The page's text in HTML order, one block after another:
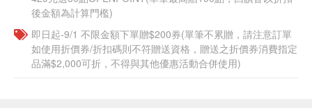
後金額為計算門檻)
即日起-9/1 不限金額下單贈$200券(單筆不累贈，請注意訂單
如使用折價券/折扣碼則不符贈送資格，贈送之折價券消費指定
品滿$2,000可折，不得與其他優惠活動合併使用)